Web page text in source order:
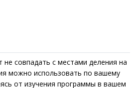
не совпадать с местами деления на
можно использовать по вашему
от изучения программы в вашем